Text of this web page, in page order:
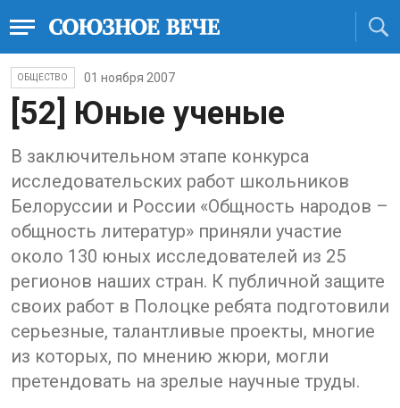
ОБЩЕСТВО 01 ноября 2007
[52] Юные ученые
В заключительном этапе конкурса
исследовательских работ школьников
Белоруссии и России «Общность народов –
общность литератур» приняли участие
около 130 юных исследователей из 25
регионов наших стран. К публичной защите
своих работ в Полоцке ребята подготовили
серьезные, талантливые проекты, многие
из которых, по мнению жюри, могли
претендовать на зрелые научные труды.